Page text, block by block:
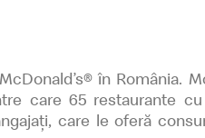
în România.
care 65 restaurante
care le oferă